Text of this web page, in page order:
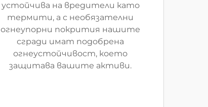
устойчива на вредители като
термити, а с необязателни
огнеупорни покрития нашите
сгради имат подобрена
огнеустойчивост, което
защитава вашите активи.